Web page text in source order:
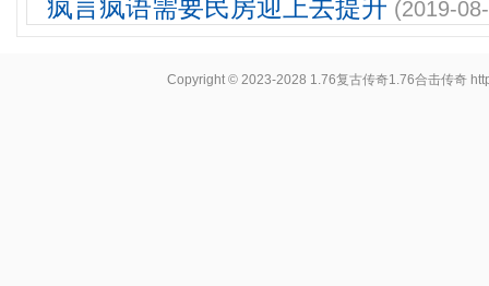
疯言疯语需要民房迎上去提升 (2019-
Copyright © 2023-2028 1.76复古传奇1.76合击传奇